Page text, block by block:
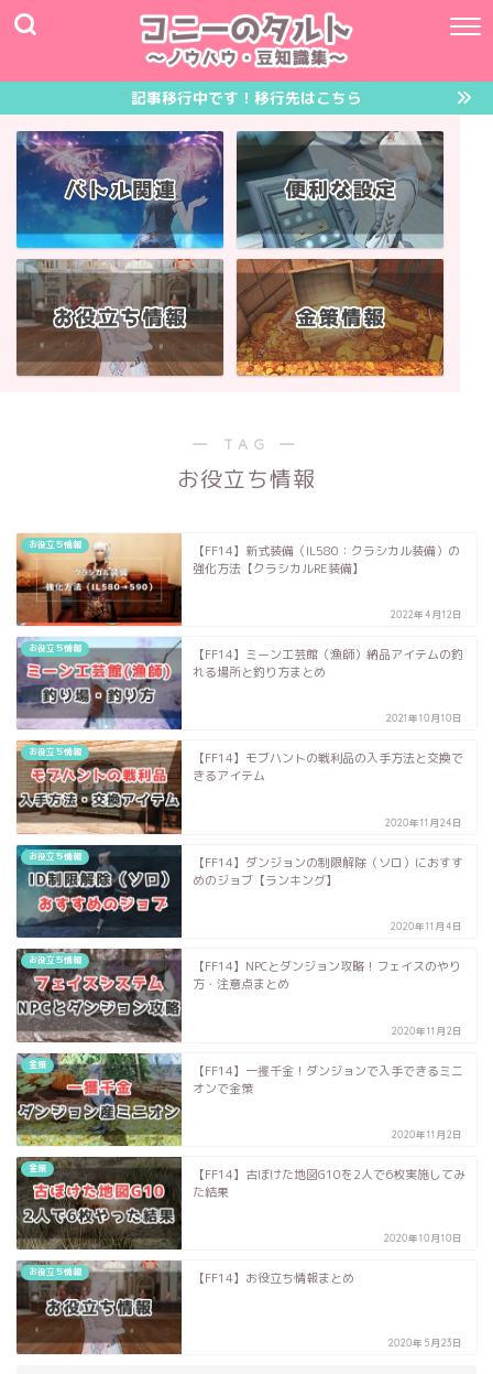
記事移行中です！移行先はこちら
― TAG ―
お役立ち情報
お役立ち情報
【FF14】新式装備（IL580：クラシカル装備）の
強化方法【クラシカルRE装備】
2022年4月12日
お役立ち情報
【FF14】ミーン工芸館（漁師）納品アイテムの釣
れる場所と釣り方まとめ
2021年10月10日
お役立ち情報
【FF14】モブハントの戦利品の入手方法と交換で
きるアイテム
2020年11月24日
お役立ち情報
【FF14】ダンジョンの制限解除（ソロ）におすす
めのジョブ【ランキング】
2020年11月4日
お役立ち情報
【FF14】NPCとダンジョン攻略！フェイスのやり
方・注意点まとめ
2020年11月2日
金策
【FF14】一攫千金！ダンジョンで入手できるミニ
オンで金策
2020年11月2日
金策
【FF14】古ぼけた地図G10を2人で6枚実施してみ
た結果
2020年10月10日
お役立ち情報 【FF14】お役立ち情報まとめ
2020年5月23日